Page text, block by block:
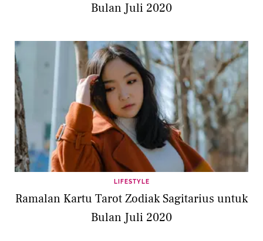
Bulan Juli 2020
LIFESTYLE
Ramalan Kartu Tarot Zodiak Sagitarius untuk
Bulan Juli 2020